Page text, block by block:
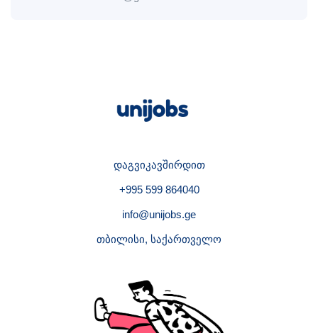
დაგვიკავშირდით
+995 599 864040
info@unijobs.ge
თბილისი, საქართველო